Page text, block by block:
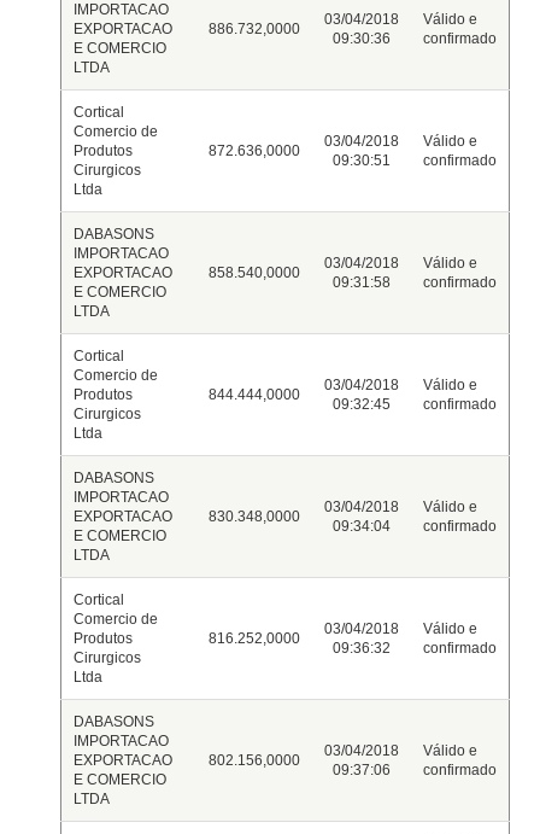
IMPORTACAO
EXPORTACAO
E COMERCIO
LTDA
886.732,0000
03/04/2018
09:30:36
Válido e
confirmado
Cortical
Comercio de
Produtos
Cirurgicos
Ltda
872.636,0000
03/04/2018
09:30:51
Válido e
confirmado
DABASONS
IMPORTACAO
EXPORTACAO
E COMERCIO
LTDA
858.540,0000
03/04/2018
09:31:58
Válido e
confirmado
Cortical
Comercio de
Produtos
Cirurgicos
Ltda
844.444,0000
03/04/2018
09:32:45
Válido e
confirmado
DABASONS
IMPORTACAO
EXPORTACAO
E COMERCIO
LTDA
830.348,0000
03/04/2018
09:34:04
Válido e
confirmado
Cortical
Comercio de
Produtos
Cirurgicos
Ltda
816.252,0000
03/04/2018
09:36:32
Válido e
confirmado
DABASONS
IMPORTACAO
EXPORTACAO
E COMERCIO
LTDA
802.156,0000
03/04/2018
09:37:06
Válido e
confirmado